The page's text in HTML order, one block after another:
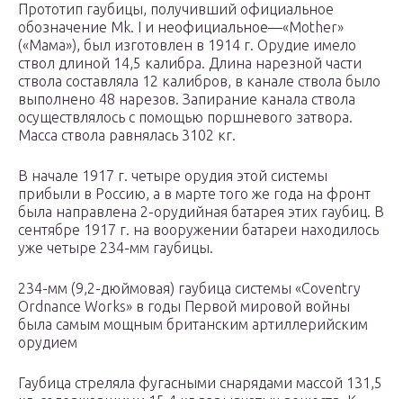
Прототип гаубицы, получивший официальное
обозначение Mk. I и неофициальное—«Mother»
(«Мама»), был изготовлен в 1914 г. Орудие имело
ствол длиной 14,5 калибра. Длина нарезной части
ствола составляла 12 калибров, в канале ствола было
выполнено 48 нарезов. Запирание канала ствола
осуществлялось с помощью поршневого затвора.
Масса ствола равнялась 3102 кг.
В начале 1917 г. четыре орудия этой системы
прибыли в Россию, а в марте того же года на фронт
была направлена 2-орудийная батарея этих гаубиц. В
сентябре 1917 г. на вооружении батареи находилось
уже четыре 234-мм гаубицы.
234-мм (9,2-дюймовая) гаубица системы «Coventry
Ordnance Works» в годы Первой мировой войны
была самым мощным британским артиллерийским
орудием
Гаубица стреляла фугасными снарядами массой 131,5